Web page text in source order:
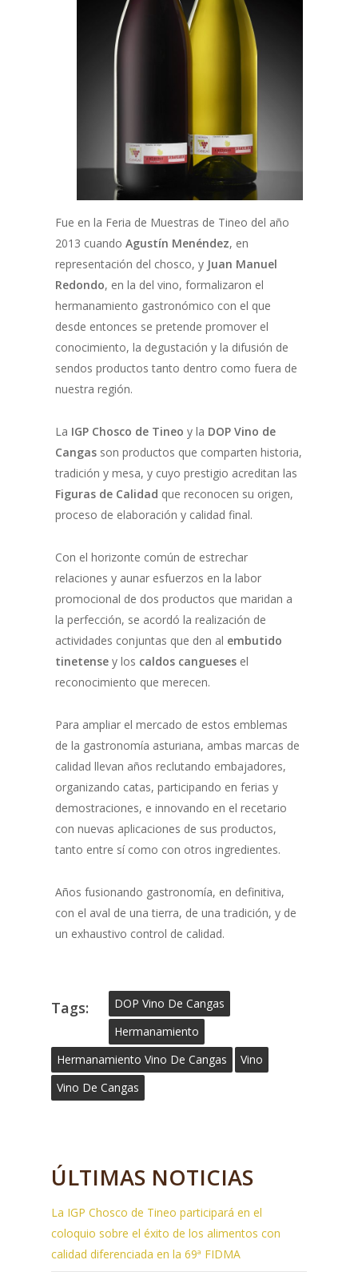
Fue en la Feria de Muestras de Tineo del año
2013 cuando Agustín Menéndez, en
representación del chosco, y Juan Manuel
Redondo, en la del vino, formalizaron el
hermanamiento gastronómico con el que
desde entonces se pretende promover el
conocimiento, la degustación y la difusión de
sendos productos tanto dentro como fuera de
nuestra región.
La IGP Chosco de Tineo y la DOP Vino de
Cangasson productos que comparten historia,
tradición y mesa, y cuyo prestigio acreditan las
Figuras de Calidad que reconocen su origen,
proceso de elaboración y calidad final.
Con el horizonte común de estrechar
relaciones y aunar esfuerzos en la labor
promocional de dos productos que maridan a
la perfección, se acordó la realización de
actividades conjuntas que den al embutido
tinetensey los caldos canguesesel
reconocimiento que merecen.
Para ampliar el mercado de estos emblemas
de la gastronomía asturiana, ambas marcas de
calidad llevan años reclutando embajadores,
organizando catas, participando en ferias y
demostraciones, e innovando en el recetario
con nuevas aplicaciones de sus productos,
tanto entre sí como con otros ingredientes.
Años fusionando gastronomía, en definitiva,
con el aval de una tierra, de una tradición, y de
un exhaustivo control de calidad.
Tags:
DOP Vino De Cangas
Hermanamiento
Hermanamiento Vino De Cangas
Vino
Vino De Cangas
ÚLTIMAS NOTICIAS
La IGP Chosco de Tineo participará en el
coloquio sobre el éxito de los alimentos con
calidad diferenciada en la 69ª FIDMA